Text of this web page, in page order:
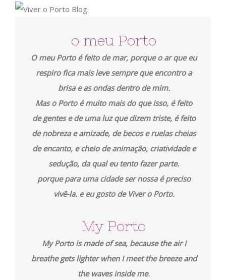
o meu Porto
O meu Porto é feito de mar, porque o ar que eu
respiro fica mais leve sempre que encontro a
brisa e as ondas dentro de mim.
Mas o Porto é muito mais do que isso, é feito
de gentes e de uma luz que dizem triste, é feito
de nobreza e amizade, de becos e ruelas cheias
de encanto, e cheio de animação, criatividade e
sedução, da qual eu tento fazer parte.
porque para uma cidade ser nossa é preciso
vivê-la. e eu gosto de Viver o Porto.
My Porto
My Porto is made of sea, because the air I
breathe gets lighter when I meet the breeze and
the waves inside me.